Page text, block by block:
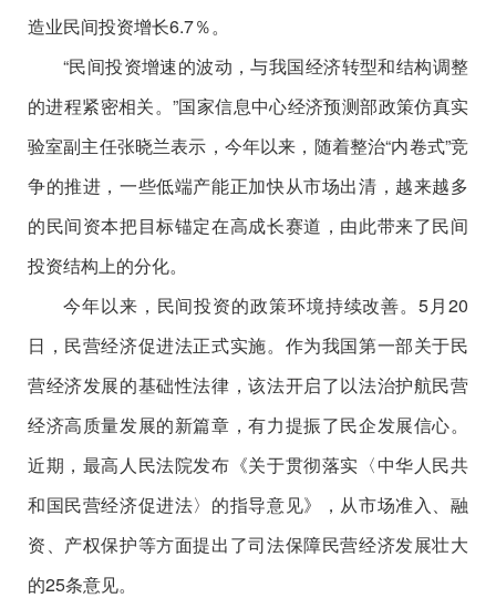
造业民间投资增长6.7％。
“民间投资增速的波动，与我国经济转型和结构调整
的进程紧密相关。”国家信息中心经济预测部政策仿真实
验室副主任张晓兰表示，今年以来，随着整治“内卷式”竞
争的推进，一些低端产能正加快从市场出清，越来越多
的民间资本把目标锚定在高成长赛道，由此带来了民间
投资结构上的分化。
今年以来，民间投资的政策环境持续改善。5月20
日，民营经济促进法正式实施。作为我国第一部关于民
营经济发展的基础性法律，该法开启了以法治护航民营
经济高质量发展的新篇章，有力提振了民企发展信心。
近期，最高人民法院发布《关于贯彻落实〈中华人民共
和国民营经济促进法〉的指导意见》，从市场准入、融
资、产权保护等方面提出了司法保障民营经济发展壮大
的25条意见。